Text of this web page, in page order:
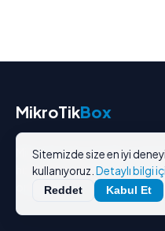
MikroTikBox
MikroTik ağ çözümleri ve
hizmetleri sunan
ortağınız.
Sitemizde size en iyi
kullanıyoruz. Detaylı bilgi
Reddet Kabul Et